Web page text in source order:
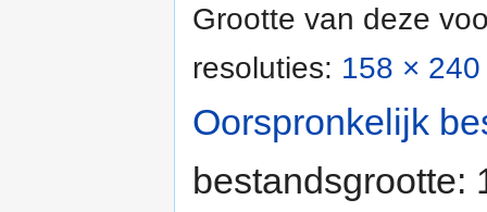
Grootte van deze
resoluties: 158 ×
Oorspronkelijk
bestandsgrootte: